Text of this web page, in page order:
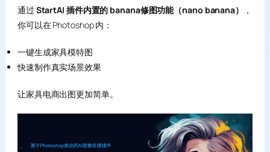
通过 StartAI 插件内置的 banana修图功能（nano banana）
，
你可以在 Photoshop 内：
一键生成家具模特图
快速制作真实场景效果
让家具电商出图更加简单。